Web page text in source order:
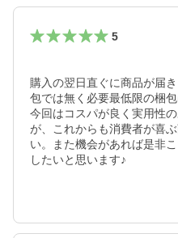
5
購入の翌日直ぐに商品が届
包では無く必要最低限の梱
今回はコスパが良く実用性
が、これからも消費者が喜
い。また機会があれば是非
したいと思います♪